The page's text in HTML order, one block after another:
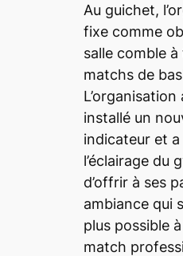
Au guichet,
fixe comme
salle comble à
matchs de
L’organisation
installé un
indicateur et a
l’éclairage du
d’offrir à ses
ambiance qui
plus possible à
match